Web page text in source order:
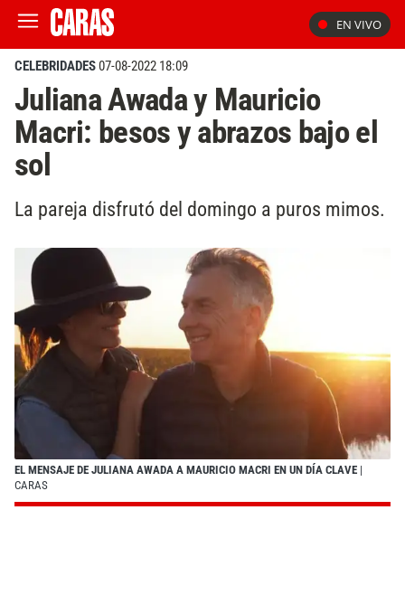
EN VIVO
CELEBRIDADES07-08-2022 18:09
Juliana Awada y Mauricio
Macri: besos y abrazos bajo el
sol
La pareja disfrutó del domingo a puros mimos.
EL MENSAJE DE JULIANA AWADA A MAURICIO MACRI EN UN DÍA CLAVE |
CARAS